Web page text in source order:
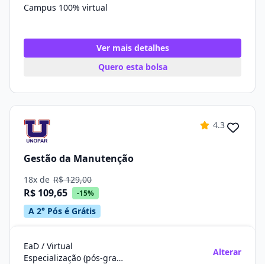
Campus 100% virtual
Ver mais detalhes
Quero esta bolsa
4.3
Gestão da Manutenção
18x de R$ 129,00
R$ 109,65 -15%
A 2° Pós é Grátis
EaD / Virtual
Especialização (pós-graduação)
Alterar